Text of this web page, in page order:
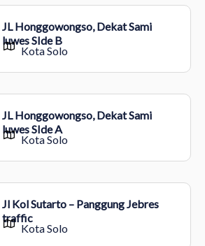
JL Honggowongso, Dekat Sami
luwes SIde B
Kota Solo
JL Honggowongso, Dekat Sami
luwes SIde A
Kota Solo
Jl Kol Sutarto – Panggung Jebres
traffic
Kota Solo